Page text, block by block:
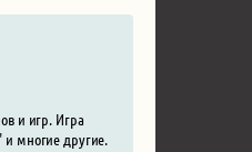
и игр. Игра
многие другие.